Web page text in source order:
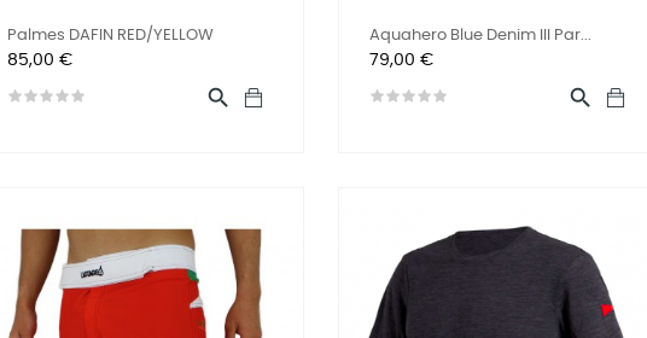
Palmes DAFIN RED/YELLOW
Prix
85,00 €

Aquahero Blue Denim III Par...
Prix
79,00 €
